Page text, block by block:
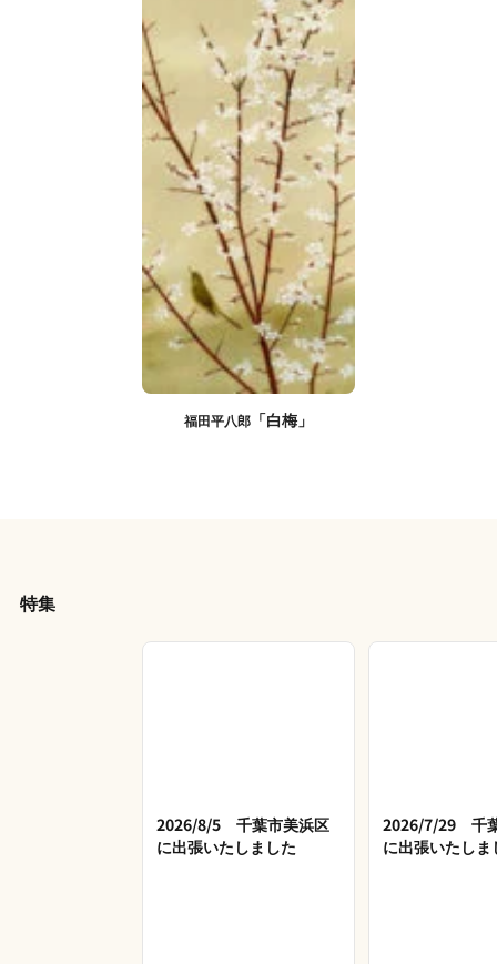
福田平八郎 「白梅」
特集
2026/8/5 千葉市美浜区
に出張いたしました
2026/7/29 千
に出張いたしま